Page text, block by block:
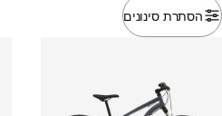
הסתרת סינונים